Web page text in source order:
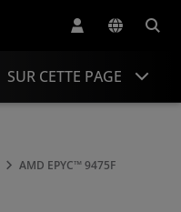
SUR CETTE PAGE
Caractéristiques
AMD EPYC™ 9475F